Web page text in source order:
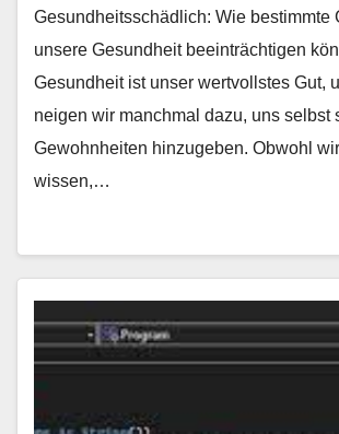
Gesundheitsschädlich: Wie bestimmte
unsere Gesundheit beeinträchtigen
Gesundheit ist unser wertvollstes Gut,
neigen wir manchmal dazu, uns selbst
Gewohnheiten hinzugeben. Obwohl
wissen,…